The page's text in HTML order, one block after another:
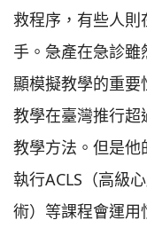
救程序，有些人
手。急產在急診
顯模擬教學的重
教學在臺灣推行
教學方法。但是
執行ACLS（高級
術）等課程會運